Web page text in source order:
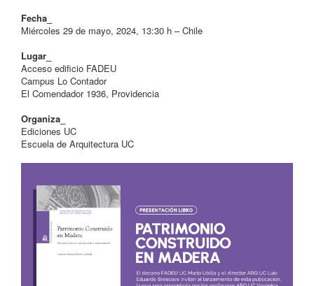
Fecha_
Miércoles 29 de mayo, 2024, 13:30 h – Chile
Lugar_
Acceso edificio FADEU
Campus Lo Contador
El Comendador 1936, Providencia
Organiza_
Ediciones UC
Escuela de Arquitectura UC